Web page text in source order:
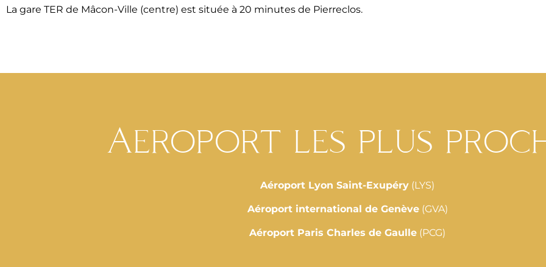
La gare TER de Mâcon-Ville (centre) est située à 20 minutes de Pierreclos.
Aeroport les plus
Aéroport Lyon Saint-Exupéry (LYS)
Aéroport international de Genève(GVA)
Aéroport Paris Charles de Gaulle (PCG)